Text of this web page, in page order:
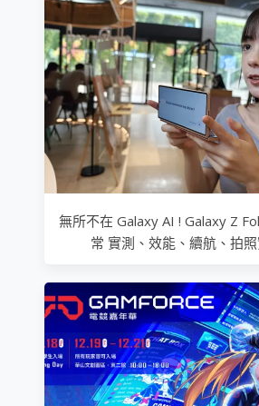
無所不在 Galaxy AI ! Galaxy Z
常 實測、效能、續航、拍